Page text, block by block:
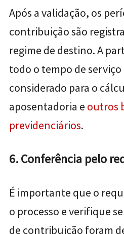
Após a validação, os
contribuição são
regime de destino. A
todo o tempo de serviço
considerado para o
aposentadoria e outros
previdenciários.
6. Conferência pelo
É importante que o
o processo e verifique
de contribuição foram